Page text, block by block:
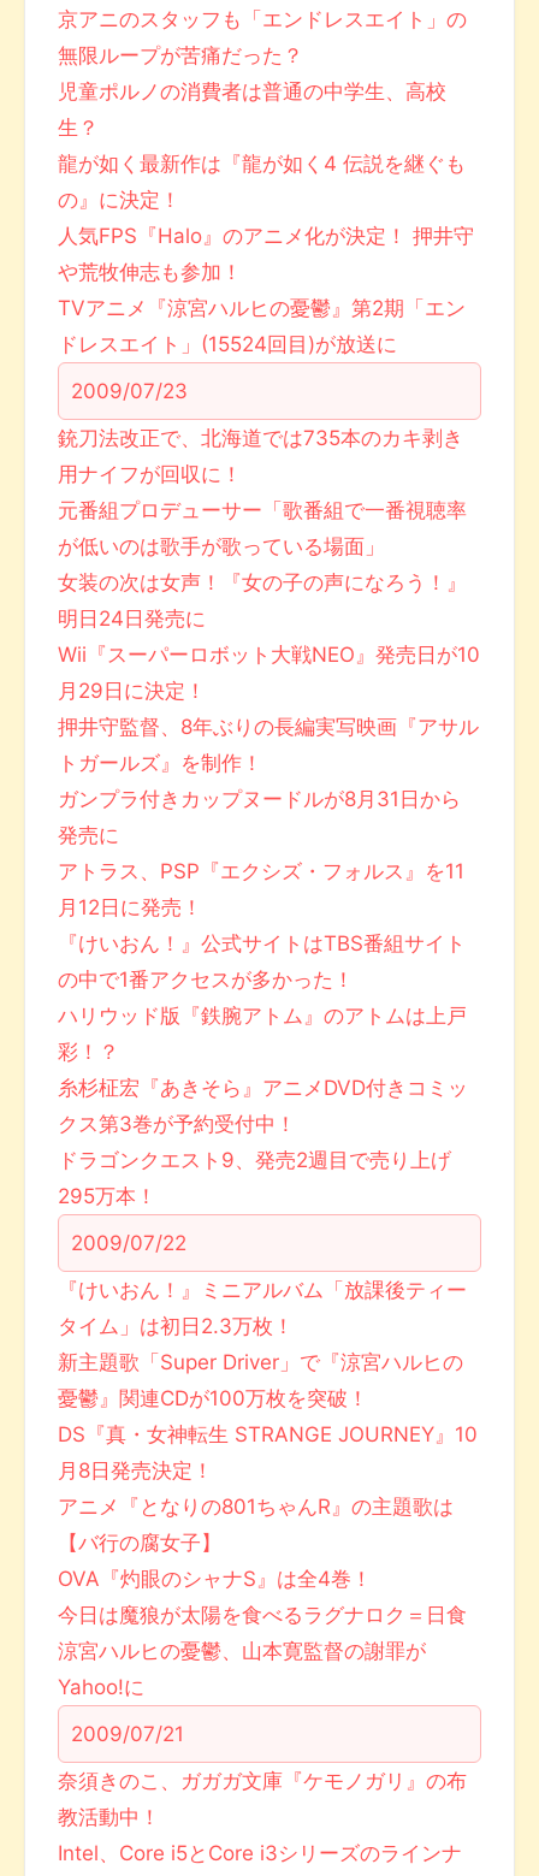
京アニのスタッフも「エンドレスエイト」の
無限ループが苦痛だった？
児童ポルノの消費者は普通の中学生、高校
生？
龍が如く最新作は『龍が如く4 伝説を継ぐも
の』に決定！
人気FPS『Halo』のアニメ化が決定！ 押井守
や荒牧伸志も参加！
TVアニメ『涼宮ハルヒの憂鬱』第2期「エン
ドレスエイト」(15524回目)が放送に
2009/07/23
銃刀法改正で、北海道では735本のカキ剥き
用ナイフが回収に！
元番組プロデューサー「歌番組で一番視聴率
が低いのは歌手が歌っている場面」
女装の次は女声！『女の子の声になろう！』
明日24日発売に
Wii『スーパーロボット大戦NEO』発売日が10
月29日に決定！
押井守監督、8年ぶりの長編実写映画『アサル
トガールズ』を制作！
ガンプラ付きカップヌードルが8月31日から
発売に
アトラス、PSP『エクシズ・フォルス』を11
月12日に発売！
『けいおん！』公式サイトはTBS番組サイト
の中で1番アクセスが多かった！
ハリウッド版『鉄腕アトム』のアトムは上戸
彩！？
糸杉柾宏『あきそら』アニメDVD付きコミッ
クス第3巻が予約受付中！
ドラゴンクエスト9、発売2週目で売り上げ
295万本！
2009/07/22
『けいおん！』ミニアルバム「放課後ティー
タイム」は初日2.3万枚！
新主題歌「Super Driver」で『涼宮ハルヒの
憂鬱』関連CDが100万枚を突破！
DS『真・女神転生 STRANGE JOURNEY』10
月8日発売決定！
アニメ『となりの801ちゃんR』の主題歌は
【バ行の腐女子】
OVA『灼眼のシャナS』は全4巻！
今日は魔狼が太陽を食べるラグナロク＝日食
涼宮ハルヒの憂鬱、山本寛監督の謝罪が
Yahoo!に
2009/07/21
奈須きのこ、ガガガ文庫『ケモノガリ』の布
教活動中！
Intel、Core i5とCore i3シリーズのラインナ